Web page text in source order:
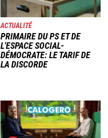
ACTUALITÉ
PRIMAIRE DU PS ET DE
L'ESPACE SOCIAL-
DÉMOCRATE: LE TARIF DE
LA DISCORDE
Image